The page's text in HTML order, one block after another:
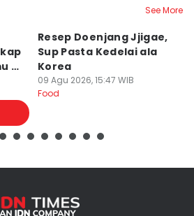
See More
di
Resep Doenjang Jjigae,
Sup Pasta Kedelai ala
Korea
09 Agu 2026, 15:47 WIB
Food